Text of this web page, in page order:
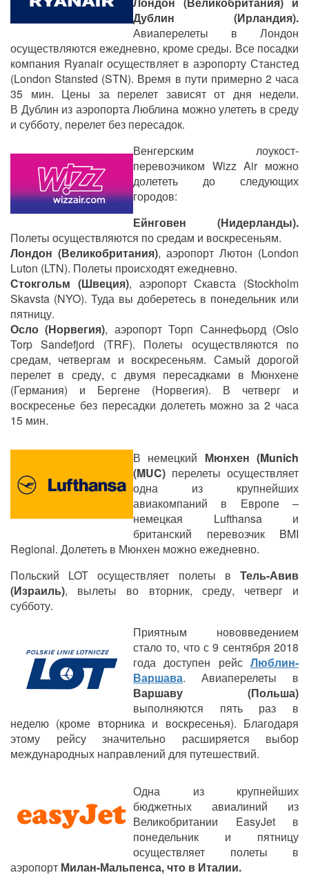
Дублин (Ирландия).
Авиаперелеты в Лондон
осуществляются ежедневно, кроме среды. Все посадки
компания Ryanair осуществляет в аэропорту Станстед
(London Stansted (STN). Время в пути примерно 2 часа
35 мин. Цены за перелет зависят от дня недели.
В Дублин из аэропорта Люблина можно улететь в среду
и субботу, перелет без пересадок.
Венгерским лоукост-
перевозчиком Wizz Air можно
долететь до следующих
городов:
Ейнговен (Нидерланды).
Полеты осуществляются по средам и воскресеньям.
Лондон (Великобритания), аэропорт Лютон (London
Luton (LTN). Полеты происходят ежедневно.
Стокгольм (Швеция), аэропорт Скавста (Stockholm
Skavsta (NYO). Туда вы доберетесь в понедельник или
пятницу.
Осло (Норвегия), аэропорт Торп Саннефьорд (Oslo
Torp Sandefjord (TRF). Полеты осуществляются по
средам, четвергам и воскресеньям. Самый дорогой
перелет в среду, с двумя пересадками в Мюнхене
(Германия) и Бергене (Норвегия). В четверг и
воскресенье без пересадки долететь можно за 2 часа
15 мин.
В немецкий Мюнхен (Munich
(MUC) перелеты осуществляет
одна из крупнейших
авиакомпаний в Европе –
немецкая Lufthansa и
британский перевозчик BMI
Regional. Долететь в Мюнхен можно ежедневно.
Польский LOT осуществляет полеты в Тель-Авив
(Израиль), вылеты во вторник, среду, четверг и
субботу.
Приятным нововведением
стало то, что с 9 сентября 2018
года доступен рейс Люблин-
Варшава. Авиаперелеты в
Варшаву (Польша)
выполняются пять раз в
неделю (кроме вторника и воскресенья). Благодаря
этому рейсу значительно расширяется выбор
международных направлений для путешествий.
Одна из крупнейших
бюджетных авиалиний из
Великобритании EasyJet в
понедельник и пятницу
осуществляет полеты в
аэропорт Милан-Мальпенса, что в Италии.​